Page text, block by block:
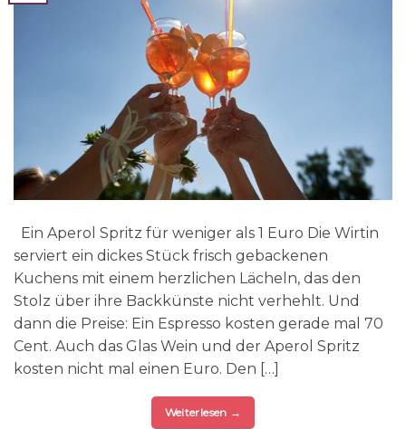
Ein Aperol Spritz für weniger als 1 Euro Die Wirtin
serviert ein dickes Stück frisch gebackenen
Kuchens mit einem herzlichen Lächeln, das den
Stolz über ihre Backkünste nicht verhehlt. Und
dann die Preise: Ein Espresso kosten gerade mal 70
Cent. Auch das Glas Wein und der Aperol Spritz
kosten nicht mal einen Euro. Den […]
Weiterlesen →